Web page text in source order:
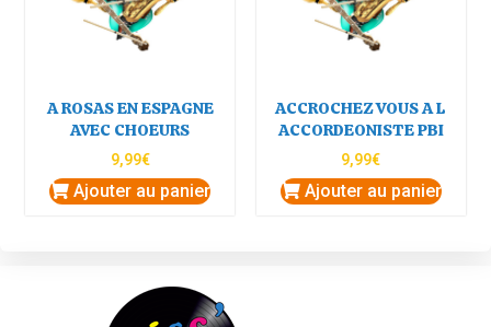
A ROSAS EN ESPAGNE
AVEC CHOEURS
9,99€
Ajouter au panier
ACCROCHEZ VOUS A L
ACCORDEONISTE PBI
9,99€
Ajouter au panier